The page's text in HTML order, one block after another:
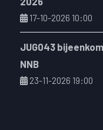
17-10-2026 10:00
JUG043
NNB
23-11-2026 19:00